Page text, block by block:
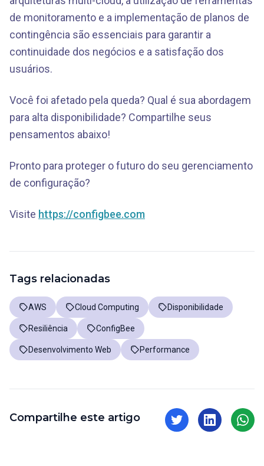
de monitoramento e a implementação de planos de
contingência são essenciais para garantir a
continuidade dos negócios e a satisfação dos
usuários.
Você foi afetado pela queda? Qual é sua abordagem
para alta disponibilidade? Compartilhe seus
pensamentos abaixo!
Pronto para proteger o futuro do seu gerenciamento
de configuração?
Visite https://configbee.com
Tags relacionadas
AWS Cloud Computing Disponibilidade
Resiliência ConfigBee
Desenvolvimento Web Performance
Compartilhe este artigo